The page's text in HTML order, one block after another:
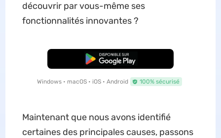
découvrir par vous-même ses
fonctionnalités innovantes ?
TÉLÉCHARGER
Windows • macOS • iOS • Android 100% sécurisé
Maintenant que nous avons identifié
certaines des principales causes, passons